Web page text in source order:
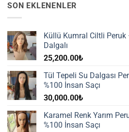
SON EKLENENLER
Küllü Kumral Ciltli Peruk
Dalgalı
25,200.00₺
Tül Tepeli Su Dalgası
%100 İnsan Saçı
30,000.00₺
Karamel Renk Yarım
%100 İnsan Saçı